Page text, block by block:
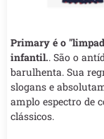
Primary é o
infantil.. São o
barulhenta. Sua
slogans e
amplo espectro de
clássicos.